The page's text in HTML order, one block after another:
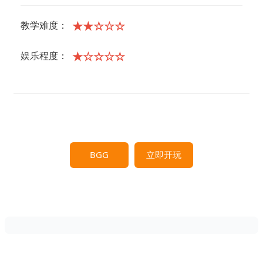
教学难度： ★★☆☆☆
娱乐程度： ★☆☆☆☆
BGG 立即开玩